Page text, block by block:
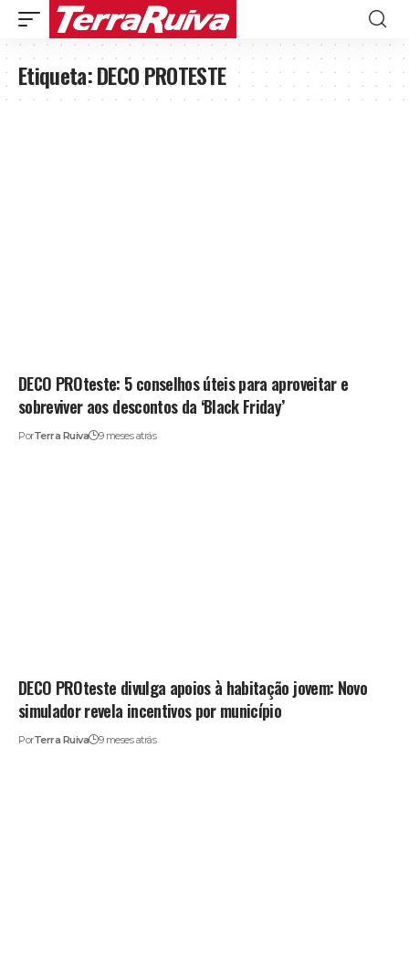
Etiqueta:DECO PROTESTE
DECO PROteste: 5 conselhos úteis para aproveitar e
sobreviver aos descontos da ‘Black Friday’
PorTerra Ruiva 9 meses atrás
DECO PROteste divulga apoios à habitação jovem: Novo
simulador revela incentivos por município
PorTerra Ruiva 9 meses atrás